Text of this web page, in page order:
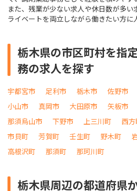
また、残業が少ない求人や休日数が多
ライベートを両立しながら働きたい方に
栃木県の市区町村を指
務の求人を探す
宇都宮市 足利市 栃木市 佐野市
小山市
真岡市 大田原市 矢板市
那須烏山市
下野市 上三川町 西方
市貝町
芳賀町 壬生町 野木町
高根沢町
那須町 那珂川町
栃木県周辺の都道府県